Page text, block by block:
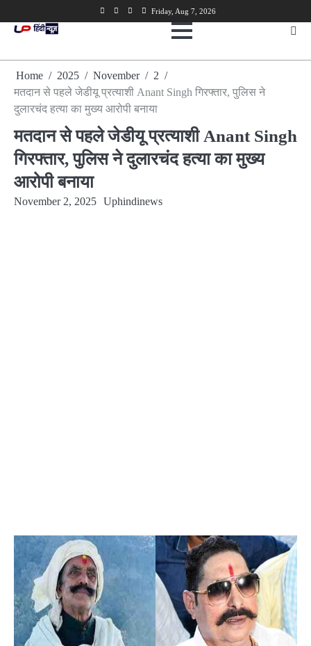
to
Facebook
TwitterYoutubeLinkedin
Friday, Aug 7, 2026
Home 2025 November
2
मतदान से पहले जेडीयू प्रत्याशी Anant Singh गिरफ्तार, पुलिस ने
दुलारचंद हत्या का मुख्य आरोपी बनाया
मतदान से पहले जेडीयू प्रत्याशी Anant Singh
गिरफ्तार, पुलिस ने दुलारचंद हत्या का मुख्य
आरोपी बनाया
November 2, 2025 Uphindinews